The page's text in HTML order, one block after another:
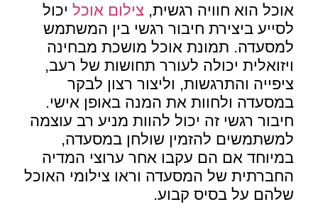
אוכל הוא חוויה רגשית, צילום אוכל יכול
לסייע ביצירת חיבור רגשי בין המשתמש
למסעדה. תמונת אוכל מושכת מבחינה
ויזואלית יכולה לעורר תחושות של רעב,
ציפייה והתרגשות, וליצור רצון לבקר
במסעדה ולחוות את המנה באופן אישי.
חיבור רגשי זה יכול להוות מניע רב עוצמה
למשתמשים להזמין שולחן במסעדה,
במיוחד אם הם עקבו אחר ערוצי המדיה
החברתית של המסעדה וראו צילומי האוכל
שלהם על בסיס קבוע.